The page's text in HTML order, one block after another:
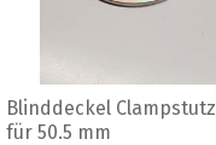
TC 1.5"